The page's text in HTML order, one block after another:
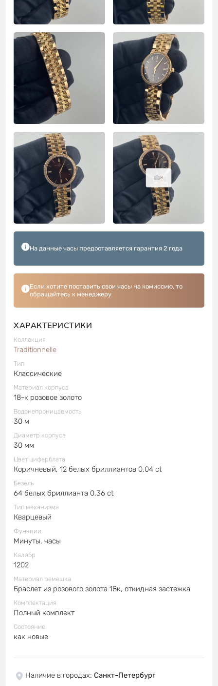
8
На данные часы предоставляется гарантия 2 года
Если хотите поставить свои часы на комиссию, то
обращайтесь к менеджеру
ХАРАКТЕРИСТИКИ
Коллекция
Traditionnelle
Тип
Классические
Материал корпуса
18-к розовое золото
Водонепроницаемость
30 м
Диаметр корпуса
30 мм
Цвет циферблата
Коричневый, 12 белых бриллиантов 0.04 ct
Безель
64 белых бриллианта 0.36 ct
Тип механизма
Кварцевый
Функции
Минуты, часы
Калибр
1202
Материал ремешка
Браслет из розового золота 18к, откидная застежка
Комплектация
Полный комплект
Состояние
как новые
Наличие в городах: Санкт-Петербург